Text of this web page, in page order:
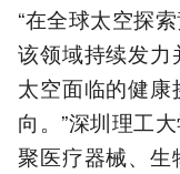
“在全球太空探
该领域持续发
太空面临的健
向。”深圳理工
聚医疗器械、